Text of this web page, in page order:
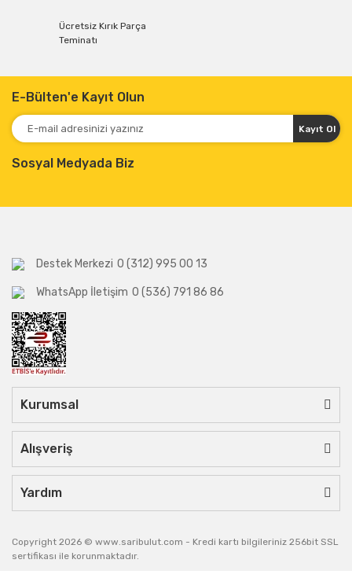
Ücretsiz Kırık Parça
Teminatı
E-Bülten'e Kayıt Olun
Kayıt Ol
Sosyal Medyada Biz
Destek Merkezi 0 (312) 995 00 13
WhatsApp İletişim 0 (536) 791 86 86
Kurumsal
Alışveriş
Yardım
Copyright 2026 © www.saribulut.com - Kredi kartı bilgileriniz 256bit SSL
sertifikası ile korunmaktadır.